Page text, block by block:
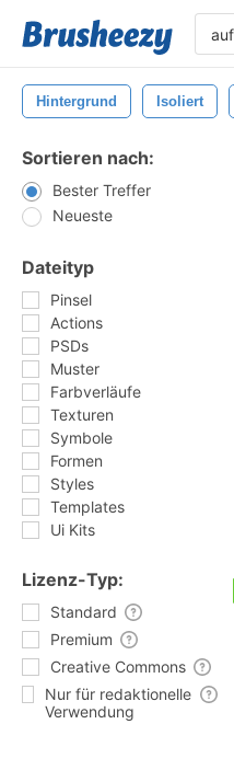
Hintergrund Isoliert
Sortieren nach:
Bester Treffer
Neueste
Dateityp
Pinsel
Actions
PSDs
Muster
Farbverläufe
Texturen
Symbole
Formen
Styles
Templates
Ui Kits
Lizenz-Typ:
Standard
Premium
Creative Commons
Nur für redaktionelle
Verwendung